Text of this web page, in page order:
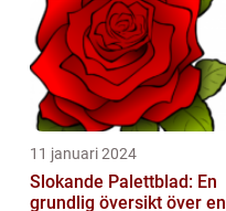
11 januari 2024
Slokande Palettblad: En
grundlig översikt över en